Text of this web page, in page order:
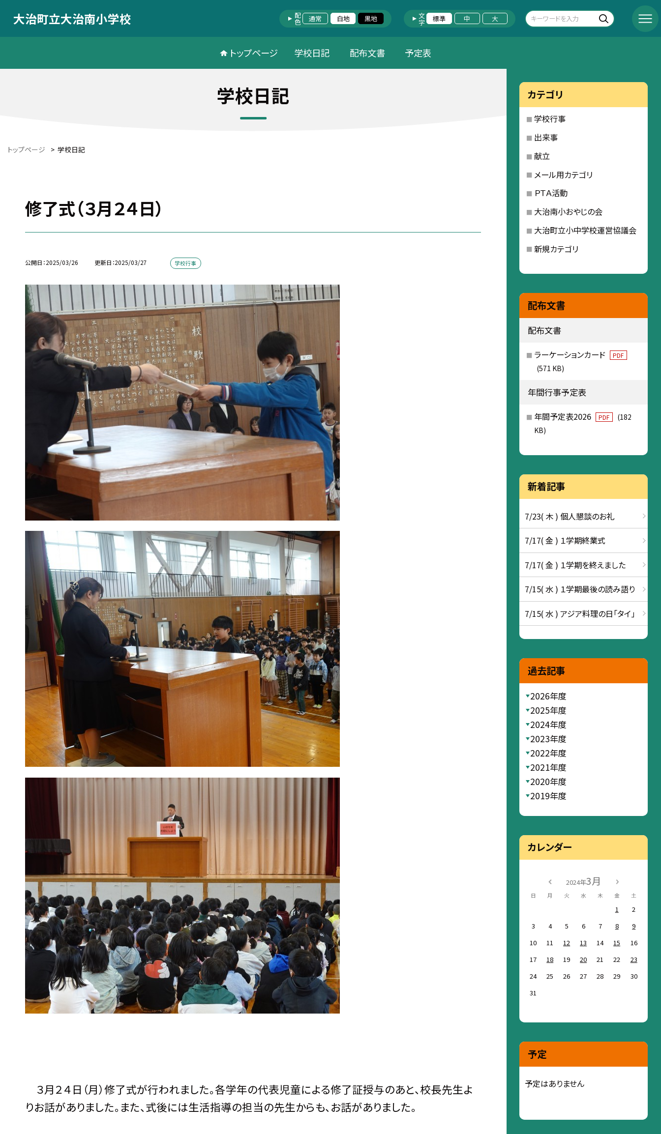
大治町立大治南小学校 配色 通常 白地 黒地 文字 標準 中 大
トップページ 学校日記 配布文書 予定表
学校日記
トップページ > 学校日記
修了式（３月２４日）
公開日 2025/03/26 更新日 2025/03/27 学校行事
３月２４日（月）修了式が行われました。各学年の代表児童による修了証授与のあと、校長先生よ
りお話がありました。また、式後には生活指導の担当の先生からも、お話がありました。
カテゴリ
学校行事
出来事
献立
メール用カテゴリ
ＰＴＡ活動
大治南小おやじの会
大治町立小中学校運営協議会
新規カテゴリ
配布文書
配布文書
ラーケーションカード PDF
(571 KB)
年間行事予定表
年間予定表2026 PDF
(182
KB)
新着記事
7/23( 木 ) 個人懇談のお礼
7/17( 金 ) １学期終業式
7/17( 金 ) １学期を終えました
7/15( 水 ) １学期最後の読み語り
7/15( 水 ) アジア料理の日「タイ」
過去記事
2026年度
2025年度
2024年度
2023年度
2022年度
2021年度
2020年度
2019年度
カレンダー
2024年3月
日 月 火 水 木 金 土
1
2
3
4 5 6 7 8
9
10
11 12 13 14 15
16
17
18 19 20 21 22
23
24
25 26 27 28 29
30
31
予定
予定はありません